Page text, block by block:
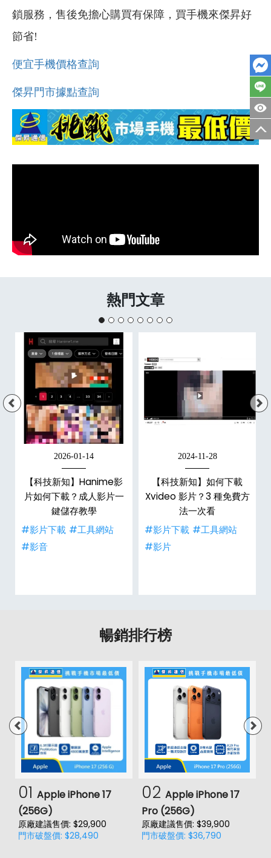
鎖服務，售後免擔心購買有保障，買手機來傑昇好
節省!
便宜手機價格查詢
傑昇門市據點查詢
熱門文章
2026-01-14
【科技新知】Hanime影
片如何下載？成人影片一
鍵儲存教學
#影片下載 #工具網站
#影音
2024-11-28
【科技新知】如何下載
Xvideo 影片？3 種免費方
法一次看
#影片下載 #工具網站
#影片
暢銷排行榜
01 Apple iPhone 17
(256G)
原廠建議售價: $29,900
門市破盤價: $28,490
02 Apple iPhone 17
Pro (256G)
原廠建議售價: $39,900
門市破盤價: $36,790